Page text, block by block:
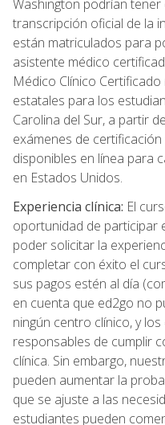
Washington podrían
transcripción oficial de la
están matriculados para
asistente médico
Médico Clínico
estatales para los
Carolina del Sur, a partir
exámenes de
disponibles en línea para
en Estados Unidos.
Experiencia clínica: El
oportunidad de participar
poder solicitar la
completar con éxito el
sus pagos estén al día
en cuenta que ed2go no
ningún centro clínico, y
responsables de cumplir
clínica. Sin embargo,
pueden aumentar la
que se ajuste a las
estudiantes pueden